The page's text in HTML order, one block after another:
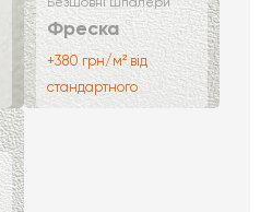
Фреска
+380 грн/м² від
стандартного